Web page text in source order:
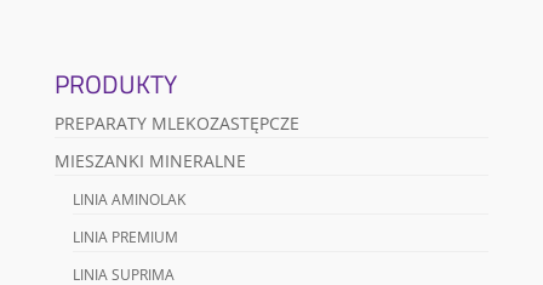
PRODUKTY
PREPARATY MLEKOZASTĘPCZE
MIESZANKI MINERALNE
LINIA AMINOLAK
LINIA PREMIUM
LINIA SUPRIMA